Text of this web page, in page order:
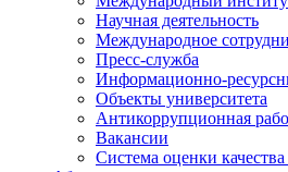
Научная деятельность
Международное
Пресс-служба
Информационно-
Объекты университета
Антикоррупционная
Вакансии
Система оценки